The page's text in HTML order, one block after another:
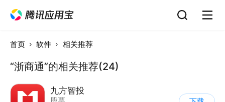
首页 软件 相关推荐
“浙商通”的相关推荐(24)
九方智投